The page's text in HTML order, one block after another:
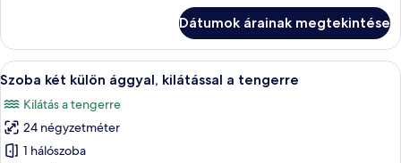
a
tengerre
részleges
kilátással
a
további
részletei
Dátumok árainak megtekintése
A
következő
szoba
összes
képének
1 hálószoba, minibár, széf a szobában
5
Szoba két külön ággyal, kilátással a tengerre
Kilátás a tengerre
24 négyzetméter
1 hálószoba